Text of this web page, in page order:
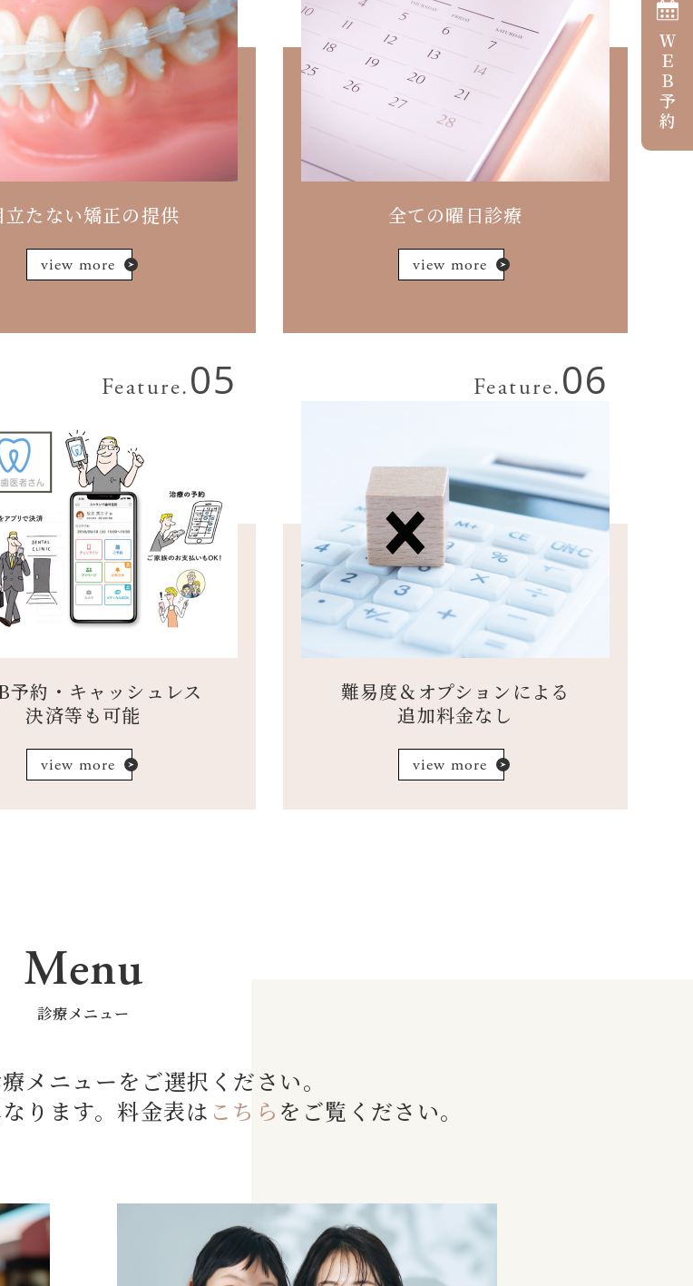
ＷＥＢ予約
立たない矯正の提供
view more
全ての曜日診療
view more
Feature.05
予約・キャッシュレス
決済等も可能
view more
Feature.06
難易度＆オプションによる
追加料金なし
view more
Menu
診療メニュー
メニューをご選択ください。
ります。 料金表は こちら をご覧ください。